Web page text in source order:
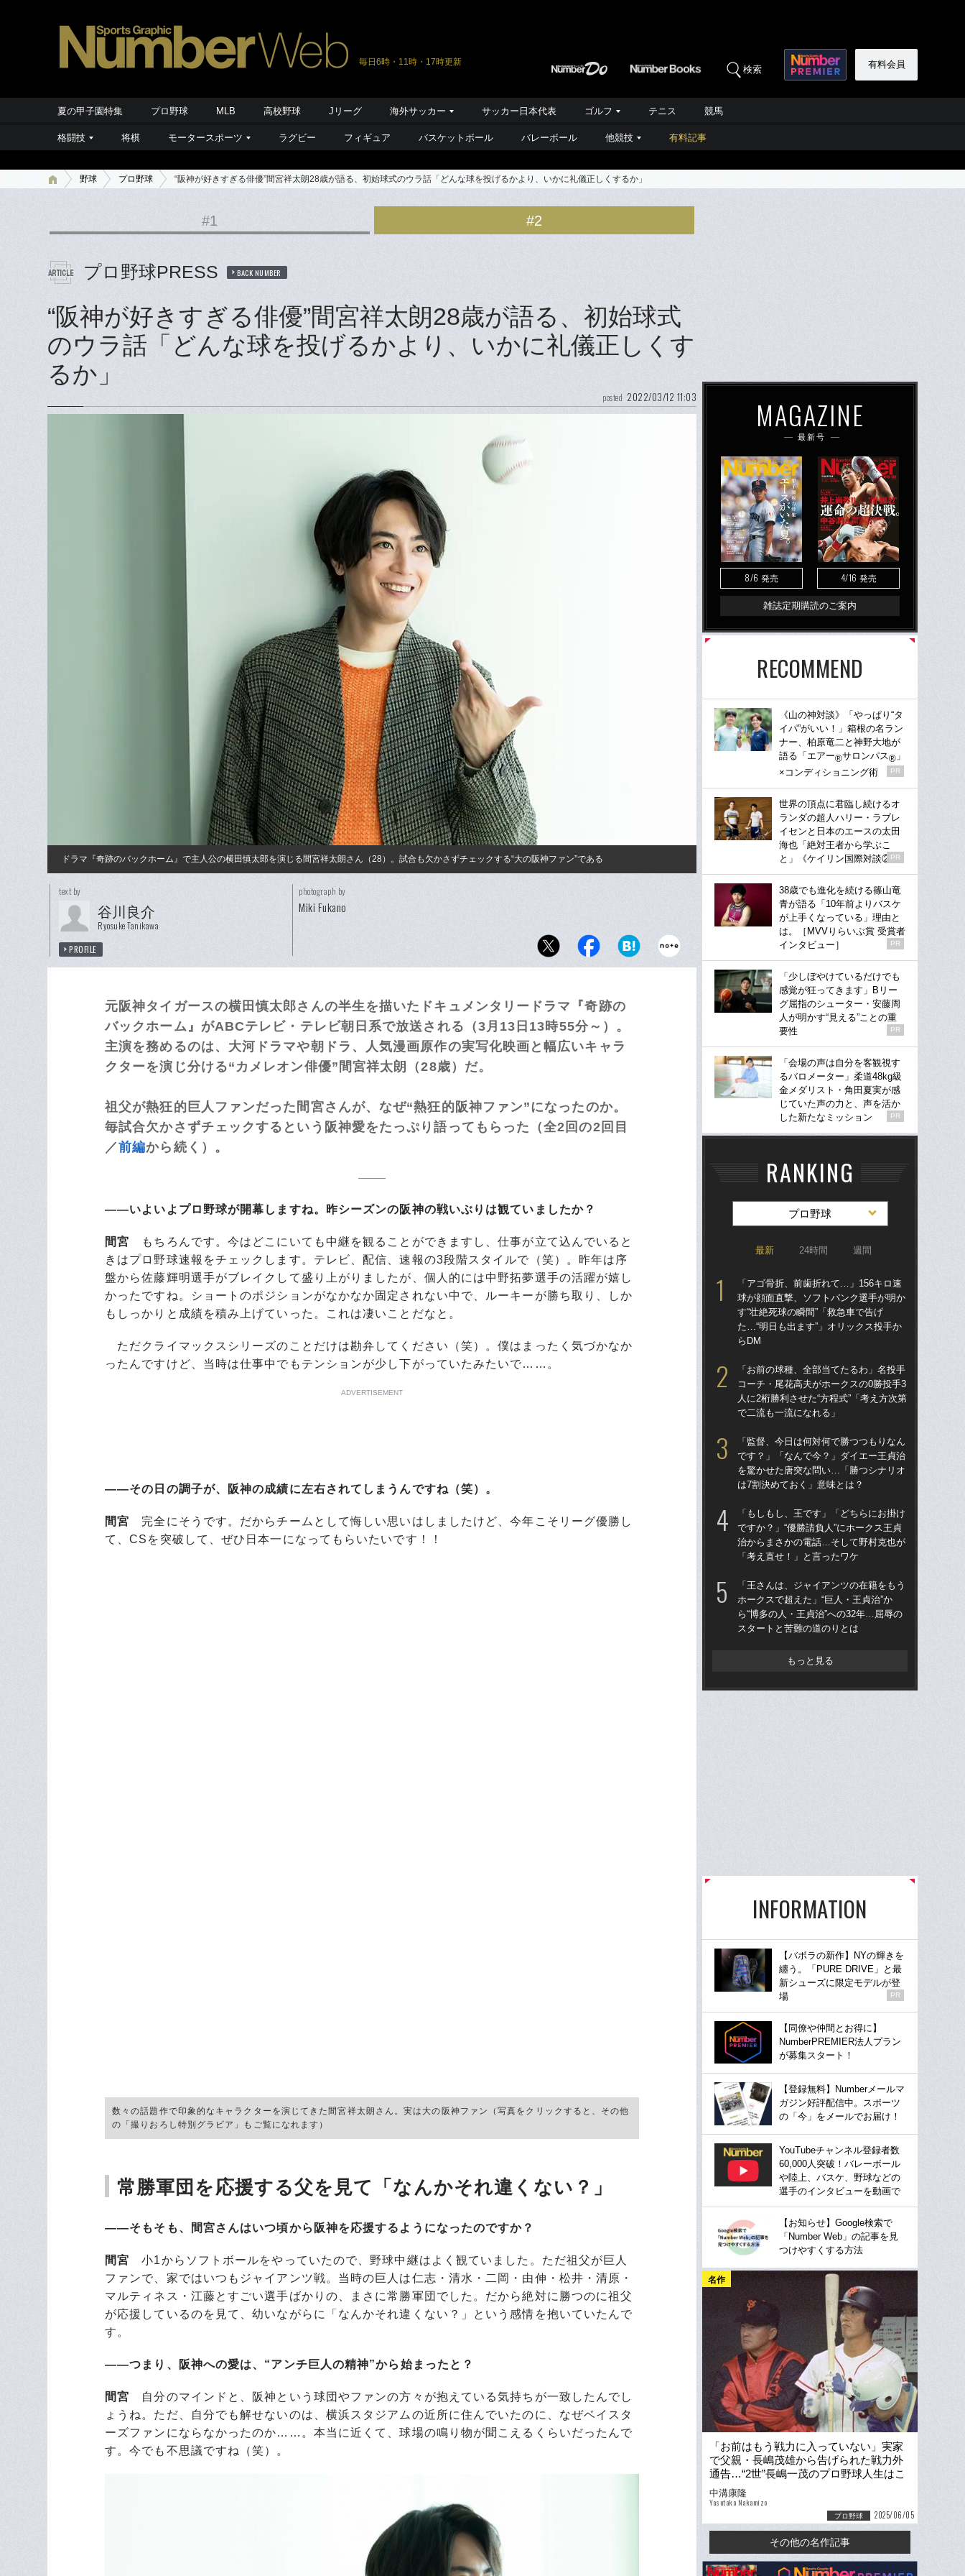
毎日6時・11時・17時更新
検索 有料会員
夏の甲子園特集 プロ野球 MLB 高校野球 Jリーグ 海外サッカー サッカー日本代表 ゴルフ テニス 競馬
格闘技 将棋 モータースポーツ ラグビー フィギュア バスケットボール バレーボール 他競技 有料記事
野球 プロ野球 “阪神が好きすぎる俳優”間宮祥太朗28歳が語る、初始球式のウラ話「どんな球を投げるかより、いかに礼儀正しくするか」
#1 #2
プロ野球PRESS BACK NUMBER
“阪神が好きすぎる俳優”間宮祥太朗28歳が語る、初始球式
のウラ話「どんな球を投げるかより、いかに礼儀正しくす
るか」
posted 2022/03/12 11:03
ドラマ『奇跡のバックホーム』で主人公の横田慎太郎を演じる間宮祥太朗さん（28）。試合も欠かさずチェックする“大の阪神ファン”である
text by
谷川良介
Ryosuke Tanikawa
PROFILE
photograph by
Miki Fukano
元阪神タイガースの横田慎太郎さんの半生を描いたドキュメンタリードラマ『奇跡の
バックホーム』がABCテレビ・テレビ朝日系で放送される（3月13日13時55分～）。
主演を務めるのは、大河ドラマや朝ドラ、人気漫画原作の実写化映画と幅広いキャラ
クターを演じ分ける“カメレオン俳優”間宮祥太朗（28歳）だ。
祖父が熱狂的巨人ファンだった間宮さんが、なぜ“熱狂的阪神ファン”になったのか。
毎試合欠かさずチェックするという阪神愛をたっぷり語ってもらった（全2回の2回目
／前編から続く）。
――いよいよプロ野球が開幕しますね。昨シーズンの阪神の戦いぶりは観ていましたか？
間宮 もちろんです。今はどこにいても中継を観ることができますし、仕事が立て込んでいると
きはプロ野球速報をチェックします。テレビ、配信、速報の3段階スタイルで（笑）。昨年は序
盤から佐藤輝明選手がブレイクして盛り上がりましたが、個人的には中野拓夢選手の活躍が嬉し
かったですね。ショートのポジションがなかなか固定されない中で、ルーキーが勝ち取り、しか
もしっかりと成績を積み上げていった。これは凄いことだなと。
ただクライマックスシリーズのことだけは勘弁してください（笑）。僕はまったく気づかなか
ったんですけど、当時は仕事中でもテンションが少し下がっていたみたいで……。
ADVERTISEMENT
――その日の調子が、阪神の成績に左右されてしまうんですね（笑）。
間宮 完全にそうです。だからチームとして悔しい思いはしましたけど、今年こそリーグ優勝し
て、CSを突破して、ぜひ日本一になってもらいたいです！！
ファンで、家ではいつもジャイアンツ戦。当時の巨人は仁志・清水・二岡・由伸・松井・清原・
マルティネス・江藤とすごい選手ばかりの、まさに常勝軍団でした。だから絶対に勝つのに祖父
――つまり、阪神への愛は、“アンチ巨人の精神”から始まったと？
自分のマインドと、阪神という球団やファンの方々が抱えている気持ちが一致したんでし
ょうね。ただ、自分でも解せないのは、横浜スタジアムの近所に住んでいたのに、なぜベイスタ
ーズファンにならなかったのか……。本当に近くて、球場の鳴り物が聞こえるくらいだったんで
す。今でも不思議ですね（笑）。
MAGAZINE
最新号
8/6 発売 4/16 発売
雑誌定期購読のご案内
RECOMMEND
《山の神対談》「やっぱり“タ
イパ”がいい！」箱根の名ラン
ナー、柏原竜二と神野大地が
語る「エアー®サロンパス® 」
×コンディショニング術
PR
世界の頂点に君臨し続けるオ
ランダの超人ハリー・ラブレ
イセンと日本のエースの太田
海也「絶対王者から学ぶこ
と」《ケイリン国際対談②》
PR
38歳でも進化を続ける篠山竜
青が語る「10年前よりバスケ
が上手くなっている」理由と
は。［MVVりらいぶ賞 受賞者
インタビュー］
PR
「少しぼやけているだけでも
感覚が狂ってきます」Bリー
グ屈指のシューター・安藤周
人が明かす“見える”ことの重
要性
PR
「会場の声は自分を客観視す
るバロメーター」柔道48kg級
金メダリスト・角田夏実が感
じていた声の力と、声を活か
した新たなミッション
PR
RANKING
プロ野球
最新 24時間 週間
「アゴ骨折、前歯折れて…」156キロ速
球が顔面直撃、ソフトバンク選手が明か
す“壮絶死球の瞬間”「救急車で告げ
た…“明日も出ます”」オリックス投手か
らDM
「お前の球種、全部当てたるわ」名投手
コーチ・尾花高夫がホークスの0勝投手3
人に2桁勝利させた“方程式”「考え方次第
で二流も一流になれる」
「監督、今日は何対何で勝つつもりなん
です？」「なんで今？」ダイエー王貞治
を驚かせた唐突な問い…「勝つシナリオ
は7割決めておく」意味とは？
「もしもし、王です」「どちらにお掛け
ですか？」“優勝請負人”にホークス王貞
治からまさかの電話…そして野村克也が
「考え直せ！」と言ったワケ
「王さんは、ジャイアンツの在籍をもう
ホークスで超えた」“巨人・王貞治”か
ら“博多の人・王貞治”への32年…屈辱の
スタートと苦難の道のりとは
もっと見る
INFORMATION
【バボラの新作】NYの輝きを
纏う。「PURE DRIVE」と最
新シューズに限定モデルが登
場
PR
【同僚や仲間とお得に】
NumberPREMIER法人プラン
が募集スタート！
【登録無料】Numberメールマ
ガジン好評配信中。スポーツ
の「今」をメールでお届け！
YouTubeチャンネル登録者数
60,000人突破！バレーボール
や陸上、バスケ、野球などの
選手のインタビューを動画で
【お知らせ】Google検索で
「Number Web」の記事を見
つけやすくする方法
名作
「お前はもう戦力に入っていない」実家
で父親・長嶋茂雄から告げられた戦力外
通告…“2世”長嶋一茂のプロ野球人生はこ
うして終わった
中溝康隆
Yasutaka Nakamizo
プロ野球 2025/06/05
その他の名作記事